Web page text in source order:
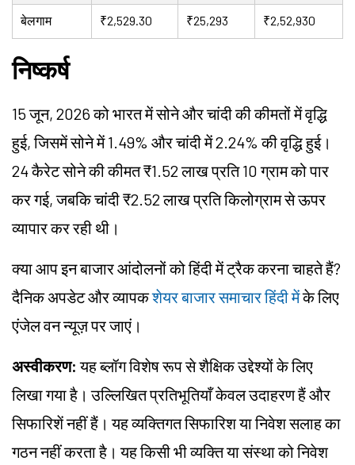
बेलगाम ₹2,529.30 ₹25,293 ₹2,52,930
निष्कर्ष
15 जून, 2026 को भारत में सोने और चांदी की कीमतों में वृद्धि
हुई, जिसमें सोने में 1.49% और चांदी में 2.24% की वृद्धि हुई।
24 कैरेट सोने की कीमत ₹1.52 लाख प्रति 10 ग्राम को पार
कर गई, जबकि चांदी ₹2.52 लाख प्रति किलोग्राम से ऊपर
व्यापार कर रही थी।
क्या आप इन बाजार आंदोलनों को हिंदी में ट्रैक करना चाहते हैं?
दैनिक अपडेट और व्यापकशेयर बाजार समाचार हिंदी मेंके लिए
एंजेल वन न्यूज़ पर जाएं।
अस्वीकरण: यह ब्लॉग विशेष रूप से शैक्षिक उद्देश्यों के लिए
लिखा गया है। उल्लिखित प्रतिभूतियाँ केवल उदाहरण हैं और
सिफारिशें नहीं हैं। यह व्यक्तिगत सिफारिश या निवेश सलाह का
गठन नहीं करता है। यह किसी भी व्यक्ति या संस्था को निवेश